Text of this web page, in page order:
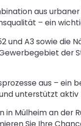
aus
– ein
A3 sowie die
aus –
unterstützt aktiv
Mülheim an